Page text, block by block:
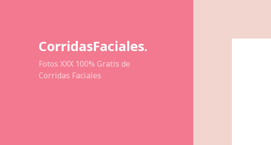
CorridasFaciales.
Fotos XXX 100% Gratis de
Corridas Faciales